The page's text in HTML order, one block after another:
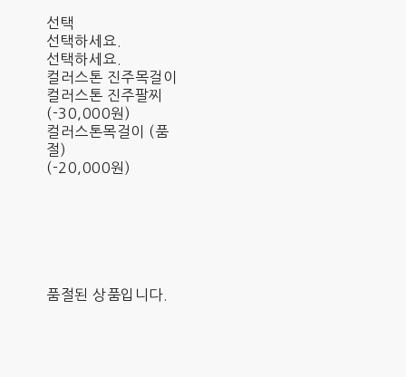
선택
선택하세요.
선택하세요.
컬러스톤 진주목걸이
컬러스톤 진주팔찌
(-30,000원)
컬러스톤목걸이 (품
절)
(-20,000원)
품절된 상품입니다.